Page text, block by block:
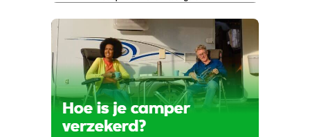
om je aanvraag zo goed mogelijk bij de
aanbieder te brengen. Lees hier meer over in
onzeprivacyverklaring .
Verstuur mijn vraag
viaBOVAG.nl verwerkt je persoonsgegevens
om je aanvraag zo goed mogelijk bij de
aanbieder te brengen. Lees hier meer over in
onzeprivacyverklaring
Kan je ons nog meer vertellen? (optioneel)
Stuur mijn bevinding door